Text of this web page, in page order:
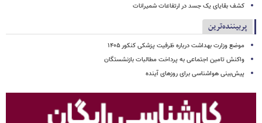
کشف بقایای یک جسد در ارتفاعات شمیرانات
پربیننده‌ترین
موضع وزارت بهداشت درباره ظرفیت پزشکی کنکور ۱۴۰۵
واکنش تامین اجتماعی به پرداخت مطالبات بازنشستگان
پیش‌بینی هواشناسی برای روزهای آینده